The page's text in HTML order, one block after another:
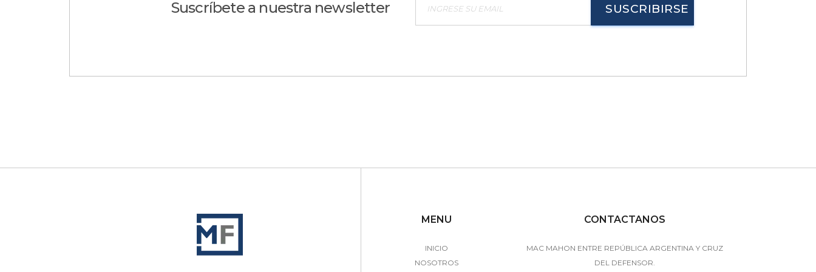
Suscríbete a nuestra newsletter SUSCRIBIRSE
MENU
INICIO
NOSOTROS
CONTACTANOS
MAC MAHON ENTRE REPÚBLICA ARGENTINA Y CRUZ
DEL DEFENSOR.